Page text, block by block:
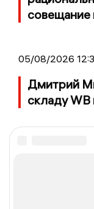
совещание
05/08/2026
Дмитрий
складу